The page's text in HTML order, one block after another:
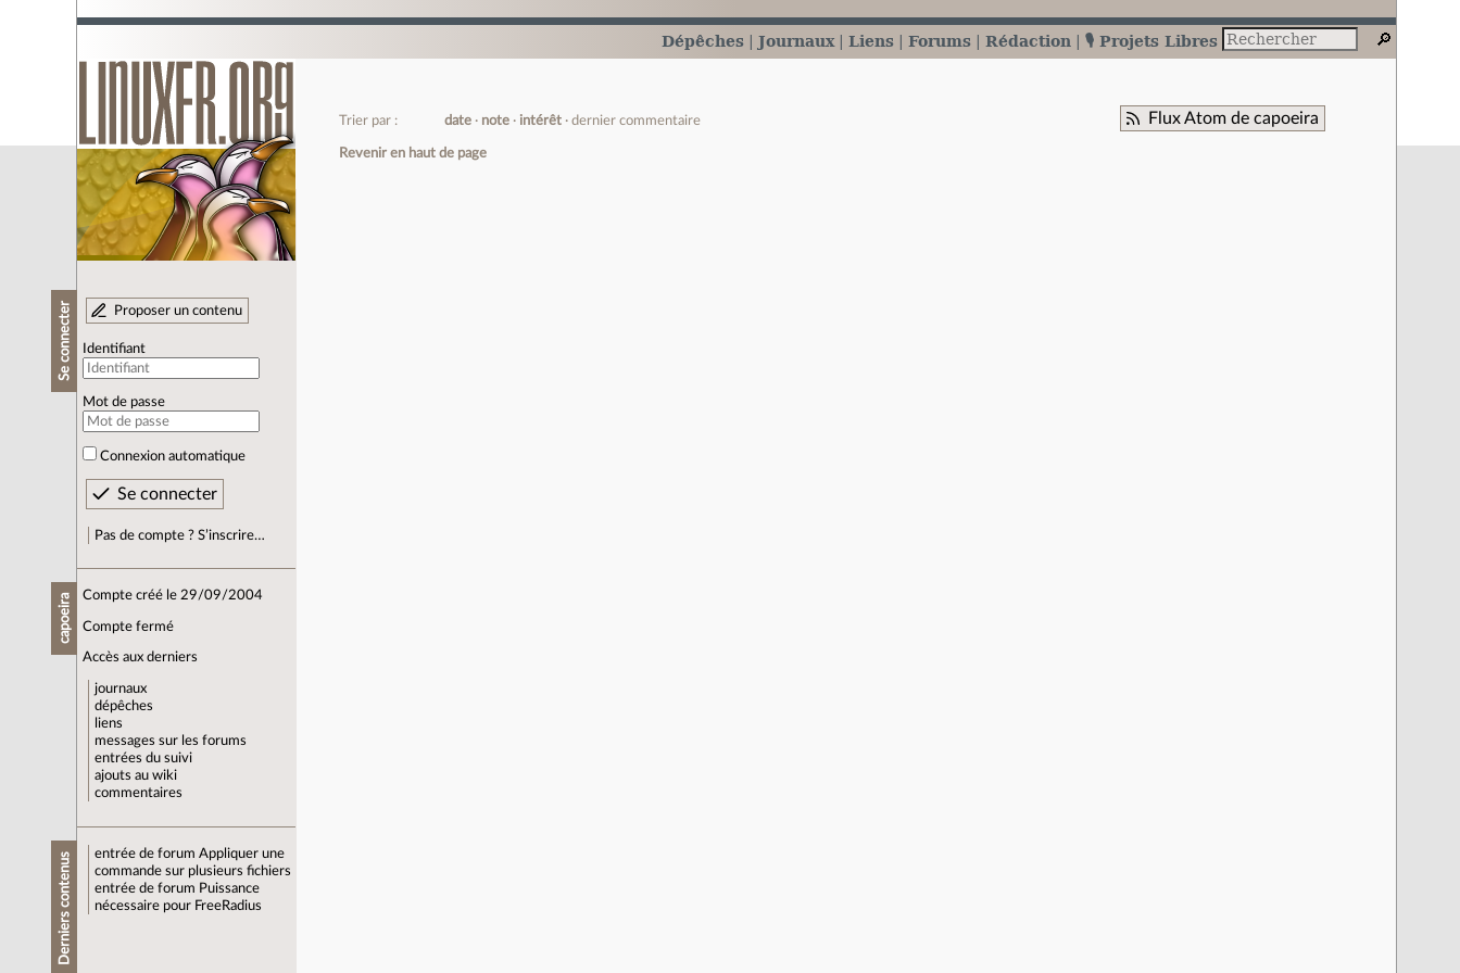
Dépêches Journaux Liens Forums Rédaction 🎙️ Projets Libres
Se connecter Proposer un contenu
Identifiant
Mot de passe
Connexion automatique
Pas de compte ? S’inscrire…
capoeira Compte créé le 29/09/2004
Compte fermé
Accès aux derniers
journaux
dépêches
liens
messages sur les forums
entrées du suivi
ajouts au wiki
commentaires
Derniers contenus entrée de forum Appliquer une
commande sur plusieurs fichiers
entrée de forum Puissance
nécessaire pour FreeRadius
Flux Atom de capoeira
Trier par : date note intérêt dernier commentaire
Revenir en haut de page